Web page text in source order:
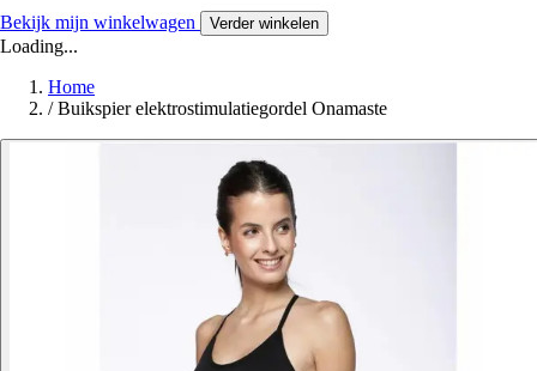
Bekijk mijn winkelwagen Verder winkelen
Loading...
Home
/ Buikspier elektrostimulatiegordel Onamaste